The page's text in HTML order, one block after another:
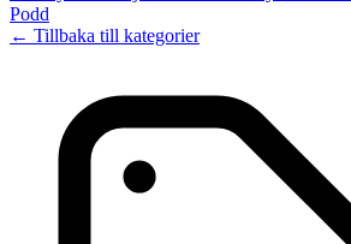
Podd
← Tillbaka till kategorier